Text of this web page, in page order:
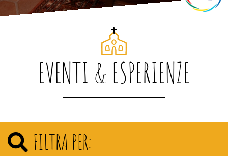
EVENTI & ESPERIENZE
FILTRA PER: